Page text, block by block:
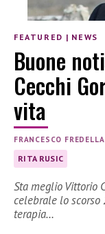
FEATURED | NEWS
Buone
Cecchi
vita
FRANCESCO FREDELLA
RITA RUSIC
Sta meglio Vittorio
celebrale lo
terapia…